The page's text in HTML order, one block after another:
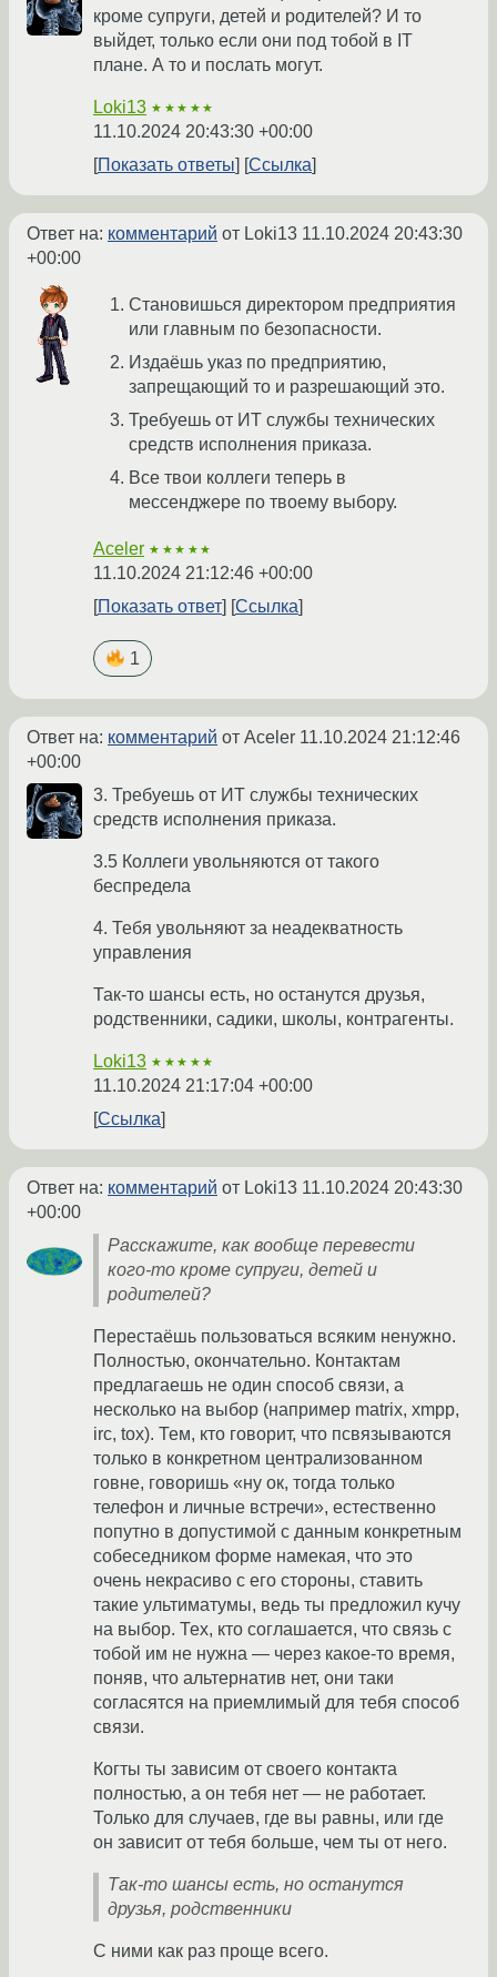
кроме супруги, детей и родителей? И то
выйдет, только если они под тобой в IT
плане. А то и послать могут.
Loki13 ★★★★★
11.10.2024 20:43:30 +00:00
Показать ответы
Ссылка
Ответ на: комментарий от Loki13 11.10.2024 20:43:30
+00:00
Становишься директором предприятия
или главным по безопасности.
Издаёшь указ по предприятию,
запрещающий то и разрешающий это.
Требуешь от ИТ службы технических
средств исполнения приказа.
Все твои коллеги теперь в
мессенджере по твоему выбору.
Aceler ★★★★★
11.10.2024 21:12:46 +00:00
Показать ответ
Ссылка
1
Ответ на: комментарий от Aceler 11.10.2024 21:12:46
+00:00
3. Требуешь от ИТ службы технических
средств исполнения приказа.
3.5 Коллеги увольняются от такого
беспредела
4. Тебя увольняют за неадекватность
управления
Так-то шансы есть, но останутся друзья,
родственники, садики, школы, контрагенты.
Loki13 ★★★★★
11.10.2024 21:17:04 +00:00
Ссылка
Ответ на: комментарий от Loki13 11.10.2024 20:43:30
+00:00
Расскажите, как вообще перевести
кого-то кроме супруги, детей и
родителей?
Перестаёшь пользоваться всяким ненужно.
Полностью, окончательно. Контактам
предлагаешь не один способ связи, а
несколько на выбор (например matrix, xmpp,
irc, tox). Тем, кто говорит, что псвязываются
только в конкретном централизованном
говне, говоришь «ну ок, тогда только
телефон и личные встречи», естественно
попутно в допустимой с данным конкретным
собеседником форме намекая, что это
очень некрасиво с его стороны, ставить
такие ультиматумы, ведь ты предложил кучу
на выбор. Тех, кто соглашается, что связь с
тобой им не нужна — через какое-то время,
поняв, что альтернатив нет, они таки
согласятся на приемлимый для тебя способ
связи.
Когты ты зависим от своего контакта
полностью, а он тебя нет — не работает.
Только для случаев, где вы равны, или где
он зависит от тебя больше, чем ты от него.
Так-то шансы есть, но останутся
друзья, родственники
С ними как раз проще всего.